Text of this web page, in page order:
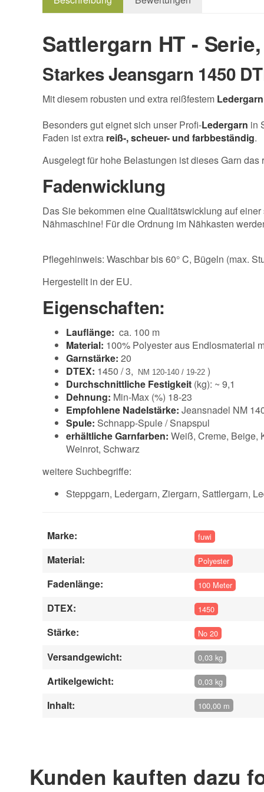
Sattlergarn HT -
Starkes Jeansgarn 1450
Mit diesem robusten und extra reißfestem
Besonders gut eignet sich unser Profi-Ledergarn in
Faden ist extra reiß-, scheuer- und farbbeständig.
Ausgelegt für hohe Belastungen ist dieses Garn
Fadenwicklung
Das Sie bekommen eine Qualitätswicklung auf
Nähmaschine! Für die Ordnung im Nähkasten
Pflegehinweis: Waschbar bis 60° C, Bügeln (max.
Hergestellt in der EU.
Eigenschaften:
Lauflänge: ca. 100 m
Material: 100% Polyester aus Endlosmaterial
Garnstärke: 20
DTEX: 1450 / 3, NM 120-140 / 19-22 )
Durchschnittliche Festigkeit (kg): ~ 9,1
Dehnung: Min-Max (%) 18-23
Empfohlene Nadelstärke: Jeansnadel NM
Spule: Schnapp-Spule / Snapspul
erhältliche Garnfarben: Weiß, Creme, Beige,
Weinrot, Schwarz
weitere Suchbegriffe:
Steppgarn, Ledergarn, Ziergarn, Sattlergarn,
Marke: fuwi
Material: Polyester
Fadenlänge: 100 Meter
DTEX: 1450
Stärke: No 20
Versandgewicht: 0,03 kg
Artikelgewicht: 0,03 kg
Inhalt: 100,00 m
Kunden kauften dazu